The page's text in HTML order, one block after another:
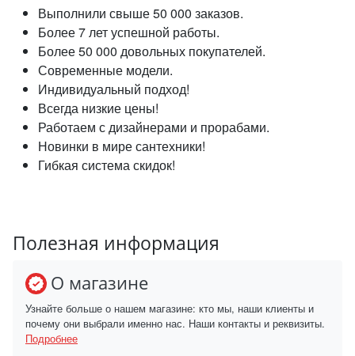
Выполнили свыше 50 000 заказов.
Более 7 лет успешной работы.
Более 50 000 довольных покупателей.
Современные модели.
Индивидуальный подход!
Всегда низкие цены!
Работаем с дизайнерами и прорабами.
Новинки в мире сантехники!
Гибкая система скидок!
Полезная информация
О магазине
Узнайте больше о нашем магазине: кто мы, наши клиенты и
почему они выбрали именно нас. Наши контакты и реквизиты.
Подробнее